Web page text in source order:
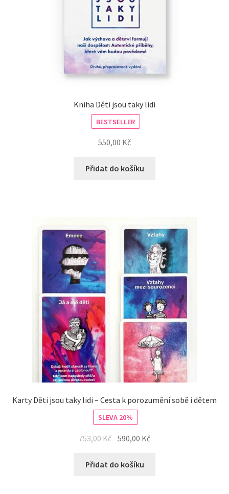
Kniha Děti jsou taky lidi
BESTSELLER
550,00 Kč
Přidat do košíku
Karty Děti jsou taky lidi – Cesta k porozumění sobě i dětem
SLEVA 20%
753,00Kč 590,00 Kč
Přidat do košíku